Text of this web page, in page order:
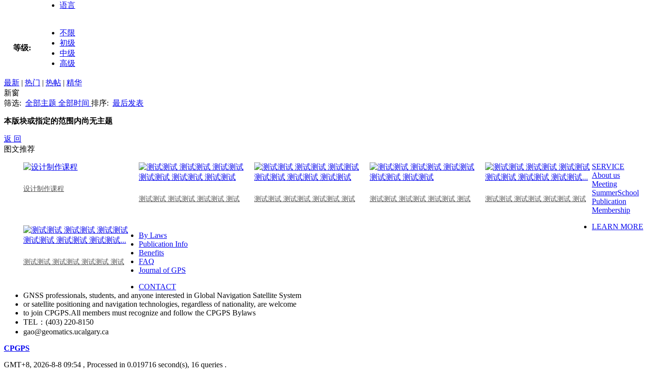
语言
等级:
不限
初级
中级
高级
最新 | 热门 | 热帖 | 精华
新窗
筛选: 全部主题 全部时间 排序: 最后发表
本版块或指定的范围内尚无主题
返 回
图文推荐
设计制作课程
测试测试 测试测试 测试测试 测试
测试测试 测试测试 测试测试 测试 测试测试 测试测试 测试测试 测试 测试测试 测试测试 测试测试 测试
测试测试 测试测试 测试测试 测试
SERVICE
About us
Meeting
SummerSchool
Publication
Membership
LEARN MORE
By Laws
Publication Info
Benefits
FAQ
Journal of GPS
CONTACT
GNSS professionals, students, and anyone interested in Global Navigation Satellite System
or satellite positioning and navigation technologies, regardless of nationality, are welcome
to join CPGPS.All members must recognize and follow the CPGPS Bylaws
TEL：(403) 220-8150
gao@geomatics.ucalgary.ca
CPGPS
GMT+8, 2026-8-8 09:54 , Processed in 0.019716 second(s), 16 queries .